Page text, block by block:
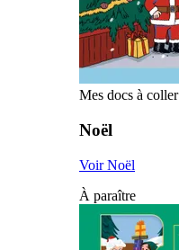
Mes docs à coller
Noël
Voir Noël
À paraître